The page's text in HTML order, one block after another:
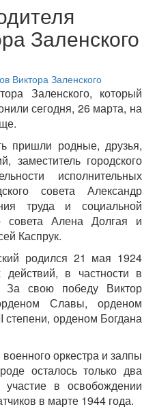
Заленского
Заленского, который
сегодня, 26 марта, на
пришли родные, друзья,
заместитель городского
исполнительных
совета Александр
труда и социальной
совета Алена Долгая и
Каспрук.
родился 21 мая 1924
в частности в
За свою победу Виктор
Славы, орденом
степени, орденом Богдана
оркестра и залпы
осталось только два
в освобождении
в марте 1944 года.